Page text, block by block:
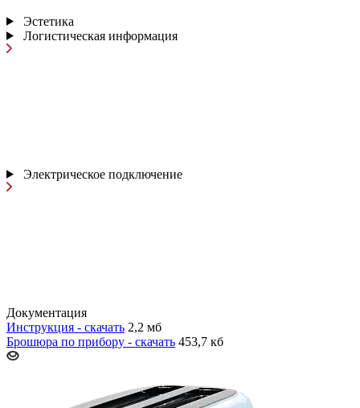
Эстетика
Логистическая информация
Электрическое подключение
Документация
Инструкция - скачать 2,2 мб
Брошюра по прибору - скачать 453,7 кб